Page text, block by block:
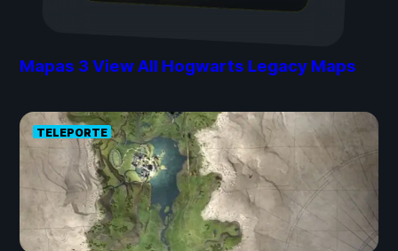
Mapas 3 View All Hogwarts Legacy Maps
TELEPORTE